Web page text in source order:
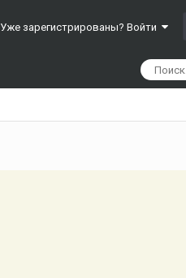
Уже зарегистрированы? Войти